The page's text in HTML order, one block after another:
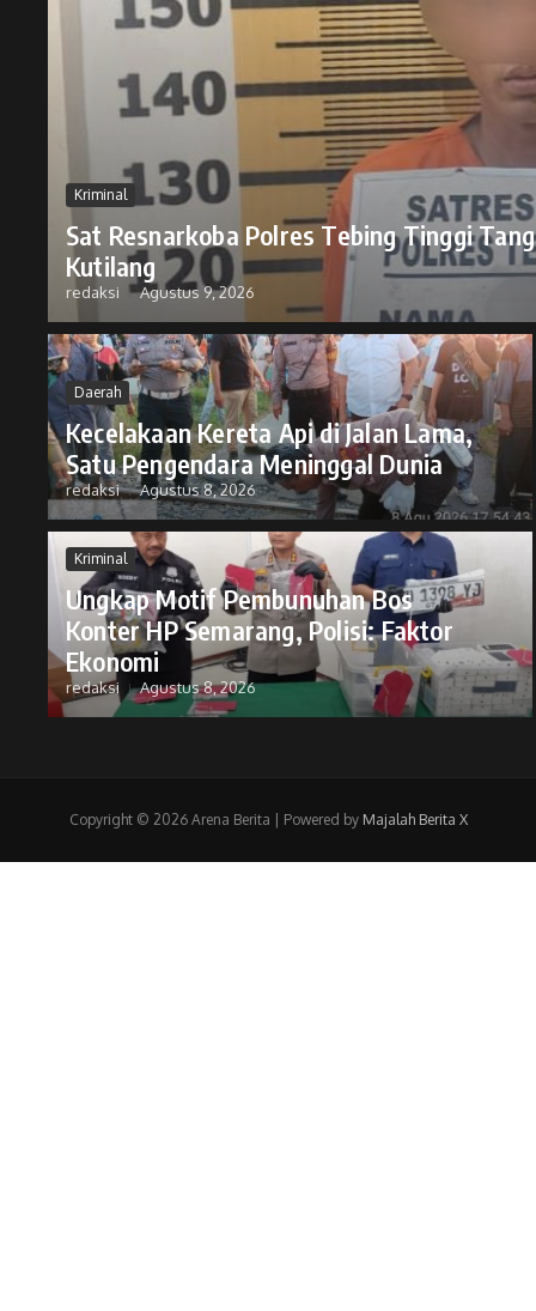
Kriminal
Sat Resnarkoba Polres Tebing Tinggi
Kutilang
redaksi Agustus 9, 2026
Daerah
Kecelakaan Kereta Api di Jalan Lama,
Satu Pengendara Meninggal Dunia
redaksi Agustus 8, 2026
Kriminal
Ungkap Motif Pembunuhan Bos
Konter HP Semarang, Polisi: Faktor
Ekonomi
redaksi Agustus 8, 2026
Copyright © 2026 Arena Berita | Powered by Majalah Berita X